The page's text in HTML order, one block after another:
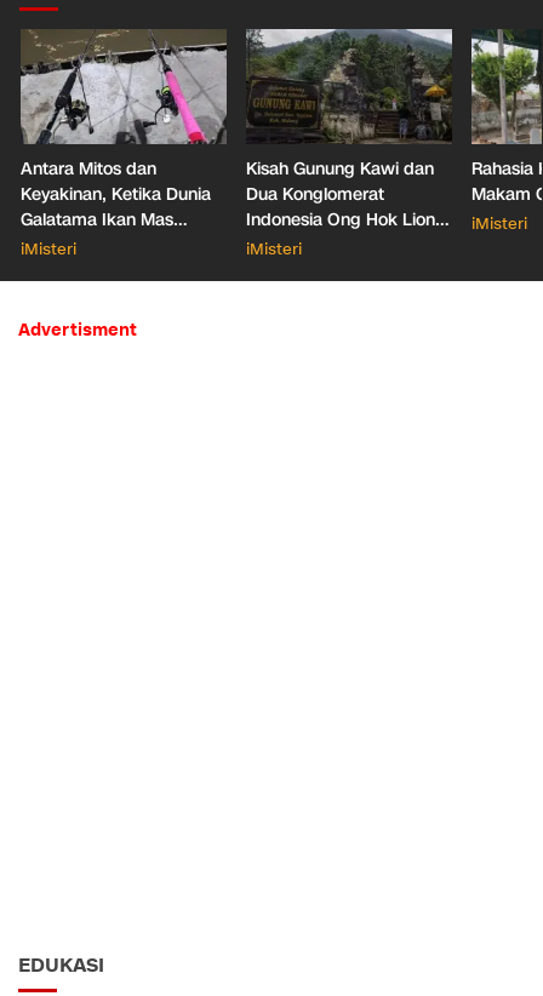
Antara Mitos dan
Keyakinan, Ketika Dunia
Galatama Ikan Mas
Bersentuhan dengan Hal
iMisteri
Kisah Gunung Kawi dan
Dua Konglomerat
Indonesia Ong Hok Liong
hingga Liem Sioe Liong
iMisteri
Rahasia
Makam
iMisteri
Advertisment
EDUKASI